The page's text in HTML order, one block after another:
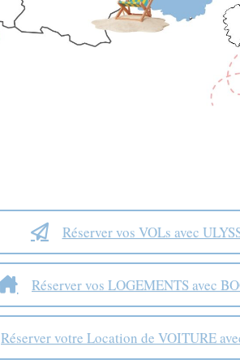
Réserver vos VOLs avec
Réserver vos LOGEMENTS avec
Réserver votre Location de VOITURE